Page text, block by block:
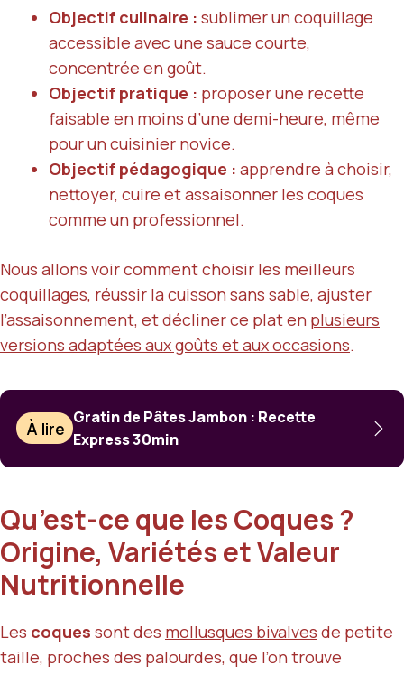
Objectif culinaire : sublimer un coquillage
accessible avec une sauce courte,
concentrée en goût.
Objectif pratique : proposer une recette
faisable en moins d’une demi-heure, même
pour un cuisinier novice.
Objectif pédagogique : apprendre à choisir,
nettoyer, cuire et assaisonner les coques
comme un professionnel.
Nous allons voir comment choisir les meilleurs
coquillages, réussir la cuisson sans sable, ajuster
l’assaisonnement, et décliner ce plat en plusieurs
versions adaptées aux goûts et aux occasions.
À lire
Gratin de Pâtes Jambon : Recette
Express 30min
Qu’est-ce que les Coques ?
Origine, Variétés et Valeur
Nutritionnelle
Les coques sont des mollusques bivalves de petite
taille, proches des palourdes, que l’on trouve